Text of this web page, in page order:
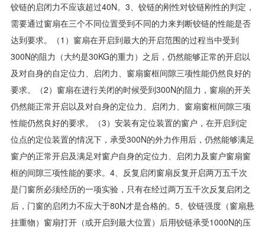
铰链的启闭力不应该超过40N。3、铰链的刚性对铰链刚性的判定，
需要通过窗扇在三个不同位置受到不同的力来判断铰链的性能是否
达到要求。（1）窗扇在开启到最大的开启范围的过程当中受到
300N的阻力（大约是30KG的重力）之后，仍然能够正常的开启以
及对自身的自定位力、启闭力、窗扇窗框间隙三项性能仍然良好的
要求。（2）窗扇在进行关闭的时候受到300N的阻力，窗扇的开关
仍然能正常开启以及对自身的定位力、启闭力、窗扇窗框间隙三项
性能仍然良好的要求。（3）安装有定位装置的窗户，在开启到定
位点的定位装置的情况下，承受300N的外力作用后，仍然能够满足
窗户的正常开启及满足对窗户自身的定位力、启闭力及窗户窗扇窗
框的间隙三项性能的要求。4、反复启闭窗扇反复开启两万五千次
是门窗所必须经历的一项实验，只有在经过两万五千次反复启闭之
后，门窗的启闭力不应大于80N才是合格的。5、铰链强度（窗扇悬
挂重物）窗扇打开（或开启到最大位置）后用铰链承受1000N的压